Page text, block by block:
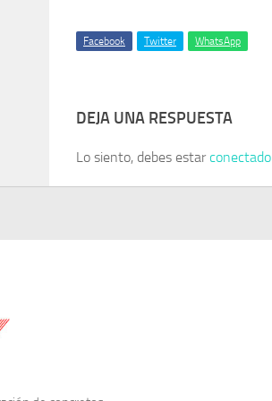
Facebook Twitter WhatsApp
DEJA UNA RESPUESTA
Lo siento, debes estarconectado